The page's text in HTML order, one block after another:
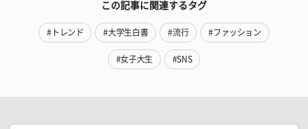
この記事に関連するタグ
#トレンド #大学生白書 #流行 #ファッション
#女子大生 #SNS